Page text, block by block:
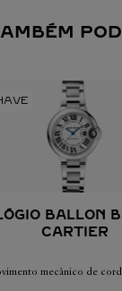
BALLON
CARTIER
mecânico de